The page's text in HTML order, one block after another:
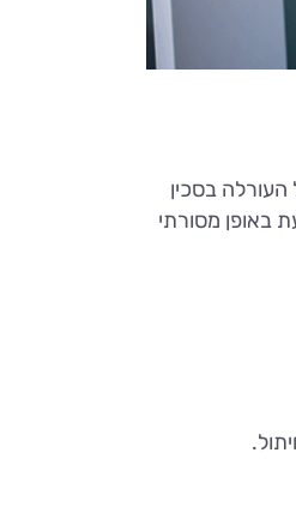
בסכין
באופן מסורתי